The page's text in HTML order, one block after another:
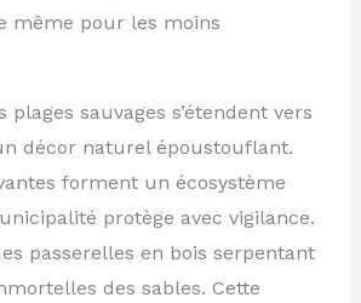
même pour les moins
plages sauvages s’étendent vers
décor naturel époustouflant.
forment un écosystème
protège avec vigilance.
passerelles en bois serpentant
des sables. Cette